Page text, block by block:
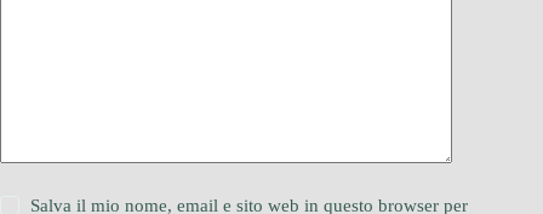
Salva il mio nome, email e sito web in questo browser per